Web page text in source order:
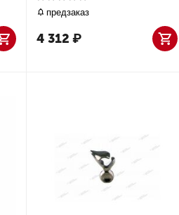
предзаказ
4 312 ₽